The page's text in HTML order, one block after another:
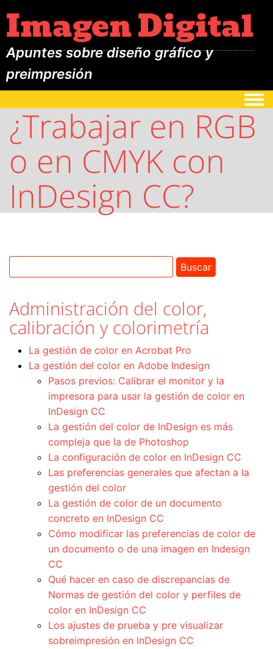
Imagen Digital
Apuntes sobre diseño gráfico y
preimpresión
¿Trabajar en RGB
o en CMYK con
InDesign CC?
Administración del color,
calibración y colorimetría
La gestión de color en Acrobat Pro
La gestión del color en Adobe Indesign
Pasos previos: Calibrar el monitor y la
impresora para usar la gestión de color en
InDesign CC
La gestión del color de InDesign es más
compleja que la de Photoshop
La configuración de color en InDesign CC
Las preferencias generales que afectan a la
gestión del color
La gestión de color de un documento
concreto en InDesign CC
Cómo modificar las preferencias de color de
un documento o de una imagen en Indesign
CC
Qué hacer en caso de discrepancias de
Normas de gestión del color y perfiles de
color en InDesign CC
Los ajustes de prueba y pre visualizar
sobreimpresión en InDesign CC